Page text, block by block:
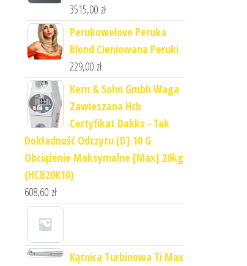
3515,00 zł
Perukowelove Peruka
Blond Cieniowana Peruki
229,00 zł
Kern & Sohn Gmbh Waga
Zawieszana Hcb
Certyfikat Dakks - Tak
Dokładność Odczytu [D] 10 G
Obciążenie Maksymalne [Max] 20kg
(HCB20K10)
608,60 zł
Kątnica Turbinowa Ti Max